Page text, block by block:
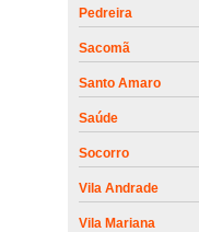
Pedreira
Sacomã
Santo Amaro
Saúde
Socorro
Vila Andrade
Vila Mariana